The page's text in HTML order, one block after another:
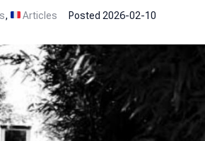
, Articles Posted 2026-02-10